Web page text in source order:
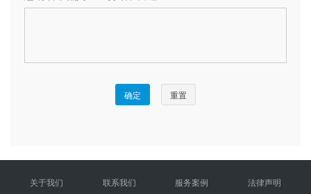
关于我们 联系我们 服务案例
法律声明